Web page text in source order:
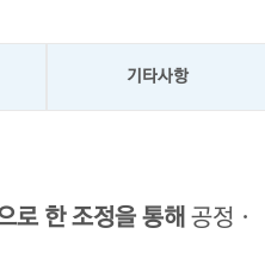
기타사항
로 한 조정을 통해 공정 ·